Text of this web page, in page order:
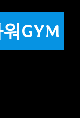
GYM